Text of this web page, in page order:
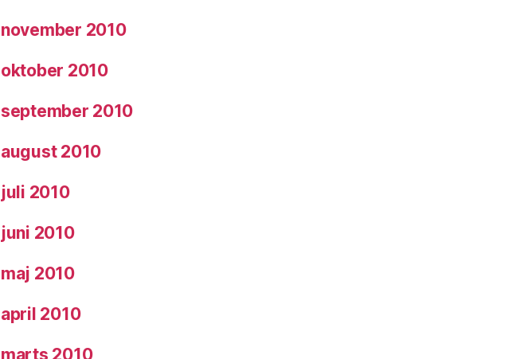
november 2010
oktober 2010
september 2010
august 2010
juli 2010
juni 2010
maj 2010
april 2010
marts 2010